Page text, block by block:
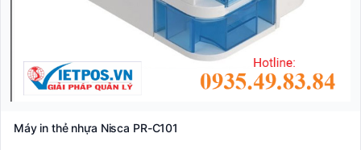
Máy in thẻ nhựa Nisca PR-C101